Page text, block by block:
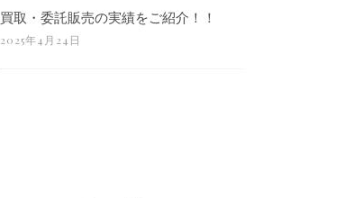
買取・委託販売の実績をご紹介！！
2025年4月24日